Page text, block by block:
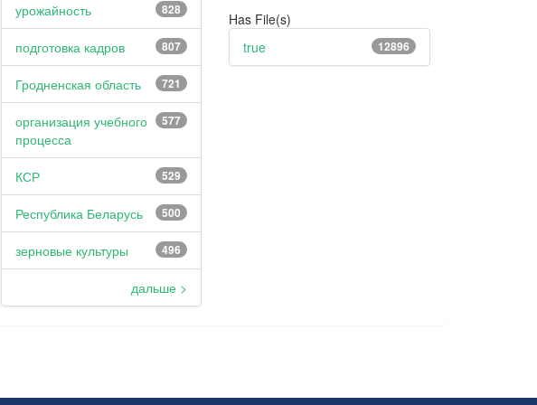
828
урожайность
807
подготовка кадров
721
Гродненская область
577
организация учебного
процесса
529
КСР
500
Республика Беларусь
496
зерновые культуры
дальше >
Has File(s)
12896
true